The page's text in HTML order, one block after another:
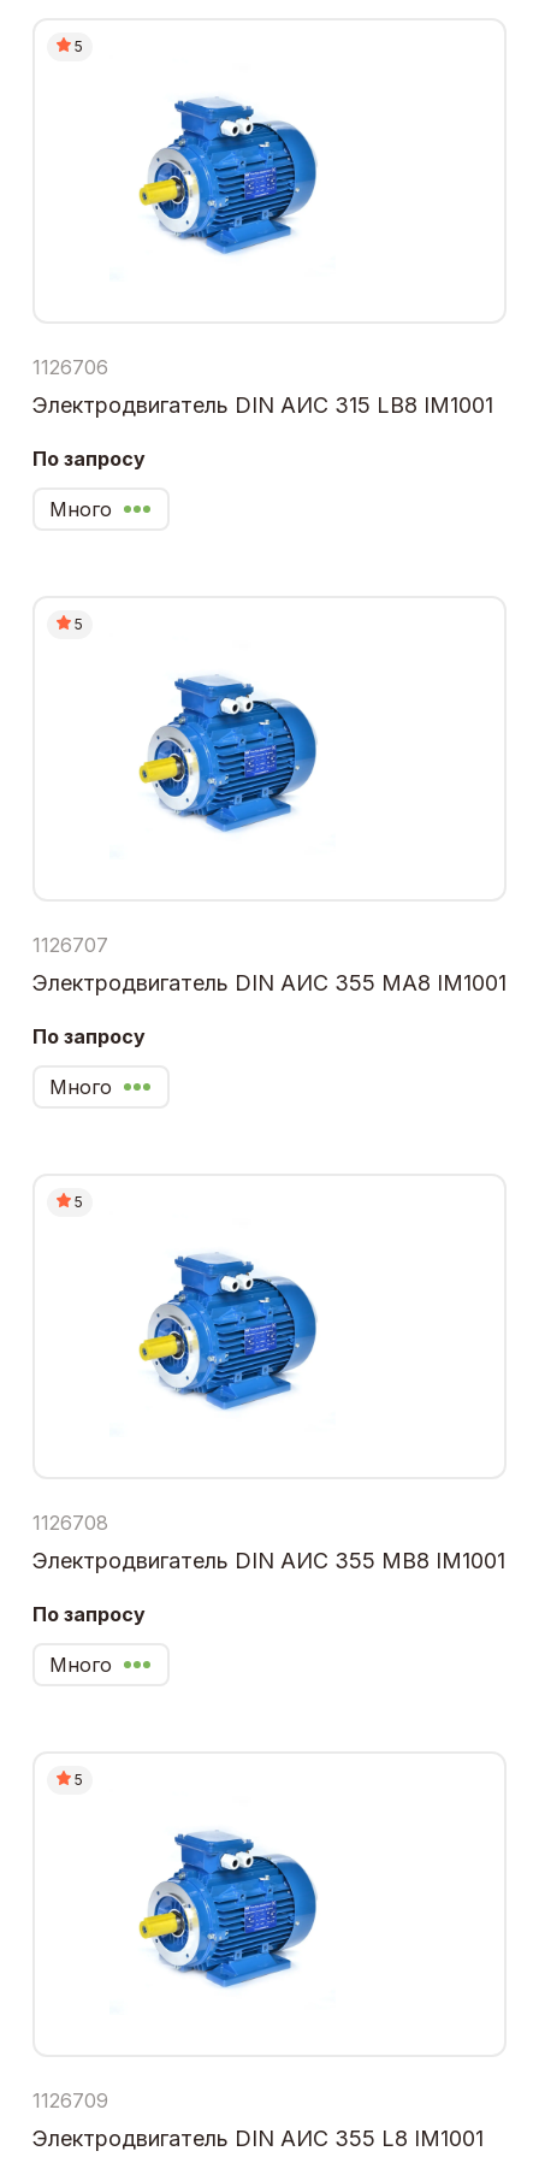
5
1126706
Электродвигатель DIN АИС 315 LB8 IM1001
По запросу
Много
5
1126707
Электродвигатель DIN АИС 355 МА8 IM1001
По запросу
Много
5
1126708
Электродвигатель DIN АИС 355 МВ8 IM1001
По запросу
Много
5
1126709
Электродвигатель DIN АИС 355 L8 IM1001